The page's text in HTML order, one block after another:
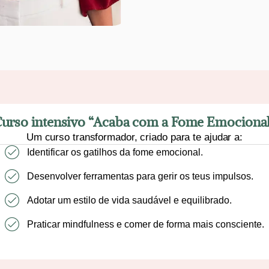
intensivo “Acaba com a Fome
Um curso transformador, criado para te ajudar a:
Identificar os gatilhos da fome emocional.
Desenvolver ferramentas para gerir os teus impulsos.
Adotar um estilo de vida saudável e equilibrado.
Praticar mindfulness e comer de forma mais consciente.